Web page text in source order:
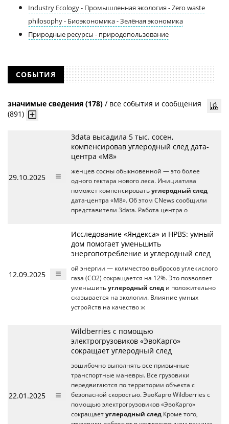
Industry Ecology - Промышленная экология - Zero waste
philosophy - Биоэкономика - Зелёная экономика
Природные ресурсы - природопользование
СОБЫТИЯ
значимые сведения (178) / все события и сообщения
(891)
29.10.2025
3data высадила 5 тыс. сосен,
компенсировав углеродный след дата-
центра «М8»
женцев сосны обыкновенной — это более
одного гектара нового леса. Инициатива
поможет компенсировать углеродный след
дата-центра «М8». Об этом CNews сообщили
представители 3data. Работа центра о
12.09.2025
Исследование «Яндекса» и HPBS: умный
дом помогает уменьшить
энергопотребление и углеродный след
ой энергии — количество выбросов углекислого
газа (СО2) сокращается на 12%. Это позволяет
уменьшить углеродный след и положительно
сказывается на экологии. Влияние умных
устройств на качество ж
22.01.2025
Wildberries с помощью
электрогрузовиков «ЭвоКарго»
сокращает углеродный след
зошибочно выполнять все привычные
транспортные маневры. Все грузовики
передвигаются по территории объекта с
безопасной скоростью. ЭвоКарго Wildberries с
помощью электрогрузовиков «ЭвоКарго»
сокращает углеродный след Кроме того,